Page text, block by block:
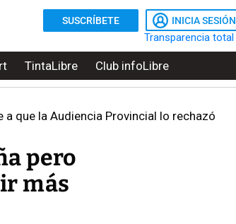
SUSCRÍBETE INICIA SESIÓN
Transparencia total
TintaLibre Club infoLibre
que la Audiencia Provincial lo rechazó
pero
más